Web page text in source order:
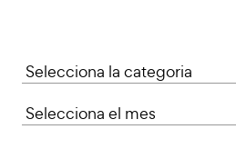
Categories